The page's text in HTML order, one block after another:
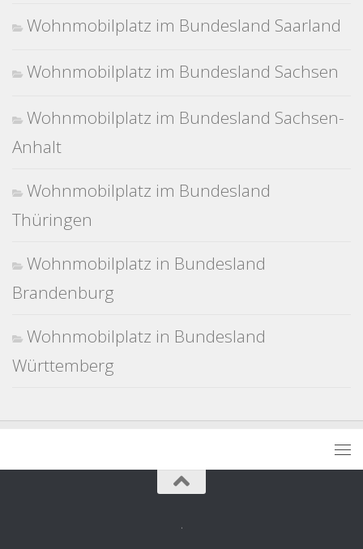
Wohnmobilplatz im Bundesland Saarland
Wohnmobilplatz im Bundesland Sachsen
Wohnmobilplatz im Bundesland Sachsen-
Anhalt
Wohnmobilplatz im Bundesland
Thüringen
Wohnmobilplatz in Bundesland
Brandenburg
Wohnmobilplatz in Bundesland
Württemberg
.